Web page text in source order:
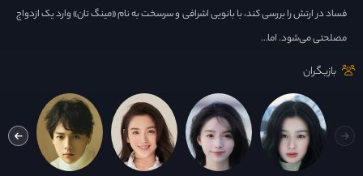
فساد در ارتش را بررسی کند، با بانویی اشرافی و سرسخت به نام «مینگ تان» وارد یک ازدواج
مصلحتی می‌شود. اما…
بازیگران